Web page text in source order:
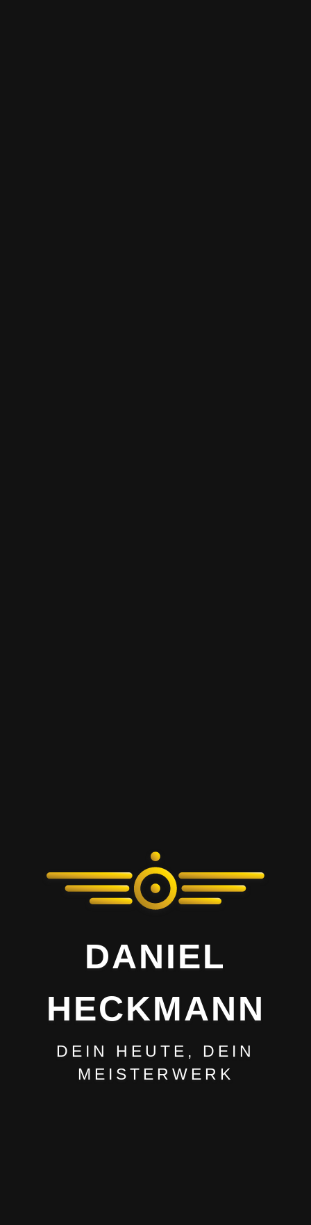
DANIEL
HECKMANN
DEIN HEUTE, DEIN
MEISTERWERK